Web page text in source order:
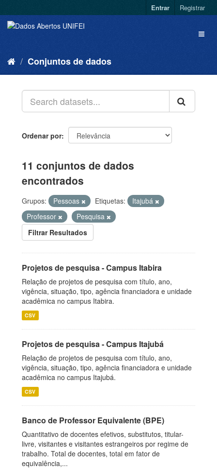
Entrar Registrar
Conjuntos de dados
Ordenar por
11 conjuntos de dados
encontrados
Grupos: Pessoas Etiquetas:
Itajubá
Professor
Pesquisa
Filtrar Resultados
Projetos de pesquisa - Campus Itabira
Relação de projetos de pesquisa com título, ano,
vigência, situação, tipo, agência financiadora e unidade
acadêmica no campus Itabira.
CSV
Projetos de pesquisa - Campus Itajubá
Relação de projetos de pesquisa com título, ano,
vigência, situação, tipo, agência financiadora e unidade
acadêmica no campus Itajubá.
CSV
Banco de Professor Equivalente (BPE)
Quantitativo de docentes efetivos, substitutos, titular-
livre, visitantes e visitantes estrangeiros por regime de
trabalho. Total de docentes, total em fator de
equivalência,...